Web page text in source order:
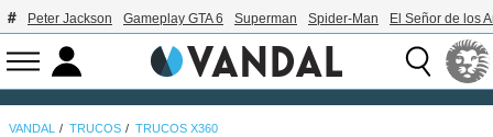
Peter Jackson Gameplay GTA 6 Superman Spider-Man El Señor de los
VANDAL TRUCOS TRUCOS X360